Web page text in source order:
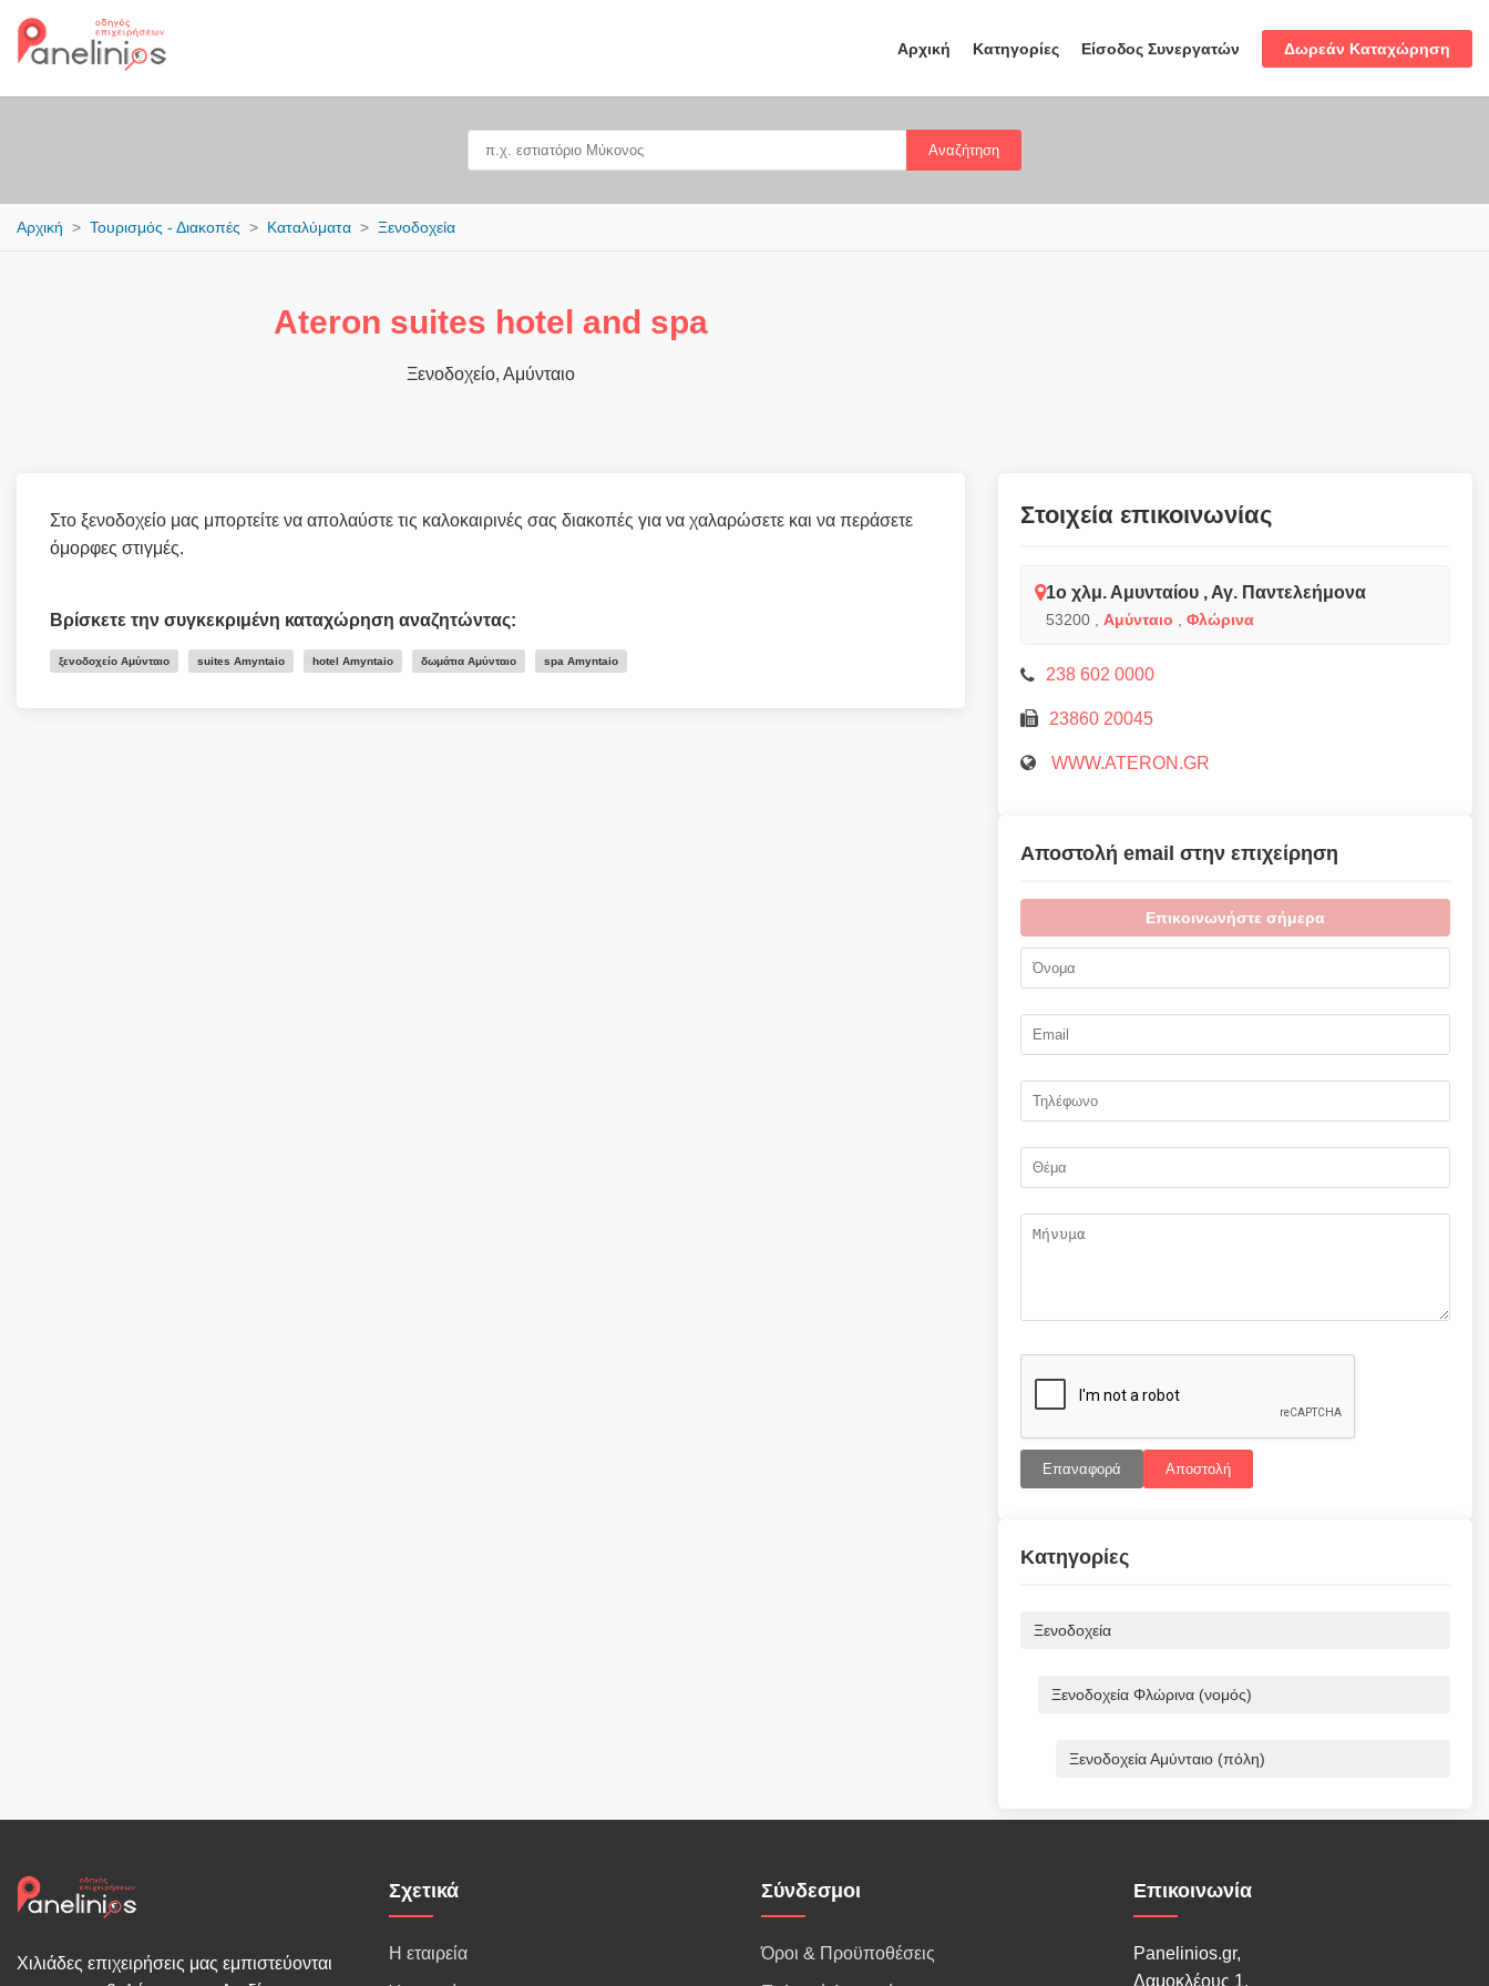
Αρχική Κατηγορίες Είσοδος Συνεργατών Δωρεάν Καταχώρηση
Αναζήτηση
Αρχική Τουρισμός - Διακοπές Καταλύματα Ξενοδοχεία
Ateron suites hotel and spa
Ξενοδοχείο, Αμύνταιο
Στο ξενοδοχείο μας μπορτείτε να απολαύστε τις καλοκαιρινές σας διακοπές για να χαλαρώσετε και να περάσετε
όμορφες στιγμές.
Βρίσκετε την συγκεκριμένη καταχώρηση αναζητώντας:
ξενοδοχείο Αμύνταιο suites Amyntaio hotel Amyntaio δωμάτια Αμύνταιο spa Amyntaio
Στοιχεία επικοινωνίας
1ο χλμ. Αμυνταίου , Αγ. Παντελεήμονα
53200 Αμύνταιο Φλώρινα
238 602 0000
23860 20045
WWW.ATERON.GR
Αποστολή email στην επιχείρηση
Επικοινωνήστε σήμερα
Επαναφορά Αποστολή
Κατηγορίες
Ξενοδοχεία
Ξενοδοχεία Φλώρινα (νομός)
Ξενοδοχεία Αμύνταιο (πόλη)
Χιλιάδες επιχειρήσεις μας εμπιστεύονται
Σχετικά
Η εταιρεία
Σύνδεσμοι
Όροι & Προϋποθέσεις
Επικοινωνία
Panelinios.gr,
Δαμοκλέους 1,